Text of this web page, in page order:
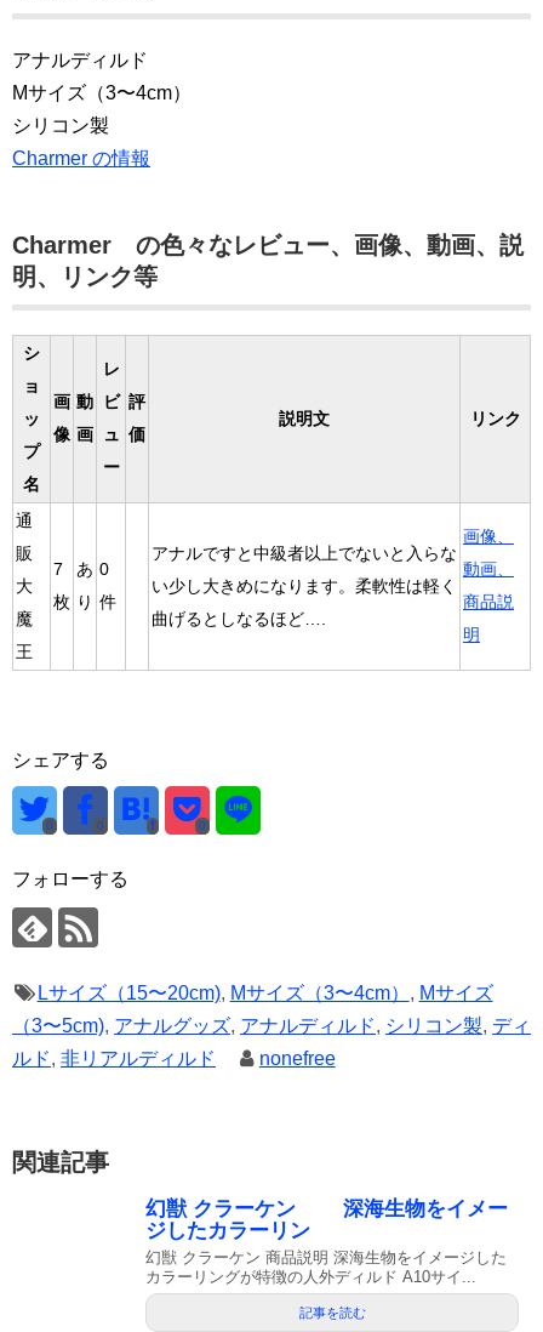
アナルディルド
Mサイズ（3〜4cm）
シリコン製
Charmer の情報
Charmer の色々なレビュー、画像、動画、説
明、リンク等
シ
ョ
ッ
プ
名
画
像
動
画
レ
ビ
ュ
ー
評
価
説明文 リンク
通
販
大
魔
王
7
枚
あ
り
0
件
アナルですと中級者以上でないと入らな
い少し大きめになります。柔軟性は軽く
曲げるとしなるほど….
画像、
動画、
商品説
明
シェアする
0 0 0
フォローする
Lサイズ（15〜20cm), Mサイズ（3〜4cm） , Mサイズ
（3〜5cm), アナルグッズ, アナルディルド, シリコン製, ディ
ルド, 非リアルディルド nonefree
関連記事
幻獣 クラーケン 深海生物をイメー
ジしたカラーリン
幻獣 クラーケン 商品説明 深海生物をイメージした
カラーリングが特徴の人外ディルド A10サイ...
記事を読む